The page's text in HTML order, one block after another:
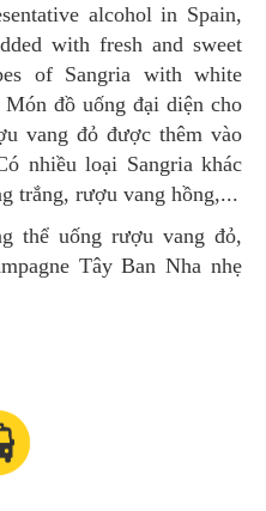
alcohol in Spain,
with fresh and sweet
of Sangria with white
đồ uống đại diện cho
vang đỏ được thêm vào
nhiều loại Sangria khác
trắng, rượu vang hồng,...
thể uống rượu vang đỏ,
Tây Ban Nha nhẹ